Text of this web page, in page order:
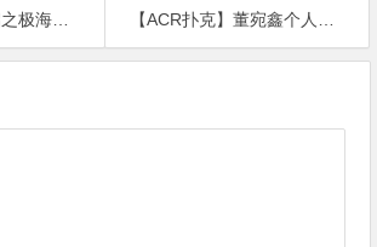
晋美个人资料曝光!
【ACR扑克】董宛鑫个人资料起底 !出演《重启》里的女皮俑一角走红